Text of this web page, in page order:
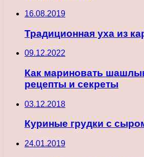
16.08.2019
Традиционная уха из
09.12.2022
Как мариновать
рецепты и секреты
03.12.2018
Куриные грудки с
24.01.2019